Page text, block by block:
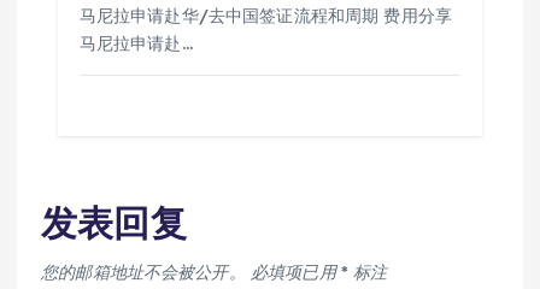
马尼拉申请赴华/去中国签证流程和周期 费用分享
马尼拉申请赴…
发表回复
您的邮箱地址不会被公开。 必填项已用* 标注